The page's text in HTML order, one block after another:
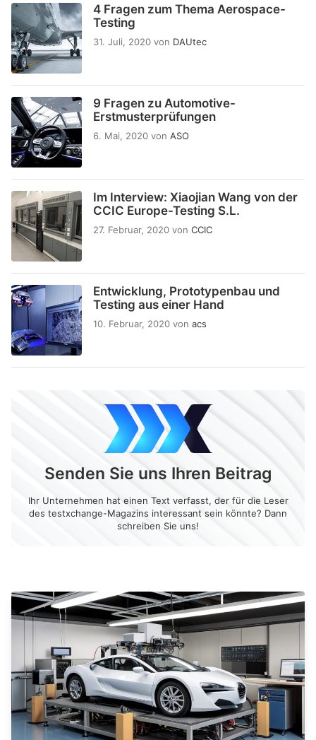
4 Fragen zum Thema Aerospace-
Testing
31. Juli, 2020 von DAUtec
9 Fragen zu Automotive-
Erstmusterprüfungen
6. Mai, 2020 von ASO
Im Interview: Xiaojian Wang von der
CCIC Europe-Testing S.L.
27. Februar, 2020 von CCIC
Entwicklung, Prototypenbau und
Testing aus einer Hand
10. Februar, 2020 von acs
Senden Sie uns Ihren Beitrag
Ihr Unternehmen hat einen Text verfasst, der für die Leser
des testxchange-Magazins interessant sein könnte? Dann
schreiben Sie uns!